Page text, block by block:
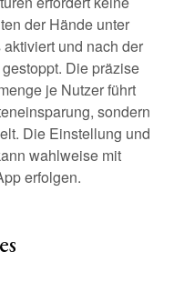
der Hände unter
und nach der
Die präzise
je Nutzer führt
sondern
Die Einstellung und
wahlweise mit
erfolgen.